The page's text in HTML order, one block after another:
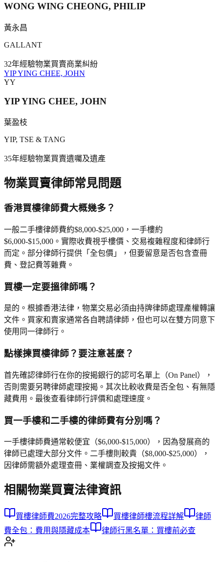
WONG WING CHEONG, PHILIP
黃永昌
GALLANT
32年經驗物業買賣商業糾紛
YIP YING CHEE, JOHN
YY
YIP YING CHEE, JOHN
葉盈枝
YIP, TSE & TANG
35年經驗物業買賣遺囑及遺產
物業買賣律師常見問題
香港買樓律師費大概幾多？
一般二手樓律師費約$8,000-$25,000，一手樓約
$6,000-$15,000。實際收費視乎樓價、交易複雜程度和律師行
而定。部分律師行提供「全包價」，但要留意是否包含查冊
費、登記費等雜費。
買樓一定要搵律師嗎？
是的。根據香港法律，物業交易必須由持牌律師處理產權轉讓
文件。買家和賣家通常各自聘請律師，但也可以在雙方同意下
使用同一律師行。
點樣揀買樓律師？要注意甚麼？
首先確認律師行在你的按揭銀行的認可名單上（On Panel），
否則需要另聘律師處理按揭。其次比較收費是否全包、有無隱
藏費用。最後查看律師行評價和處理速度。
買一手樓和二手樓的律師費有分別嗎？
一手樓律師費通常較便宜（$6,000-$15,000），因為發展商的
律師已處理大部分文件。二手樓則較貴（$8,000-$25,000），
因律師需額外處理查冊、業權調查及按揭文件。
相關物業買賣法律資訊
買樓律師費2026完整攻略 買樓律師樓流程詳解
律師
費全包：費用與隱藏成本
律師行黑名單：買樓前必查